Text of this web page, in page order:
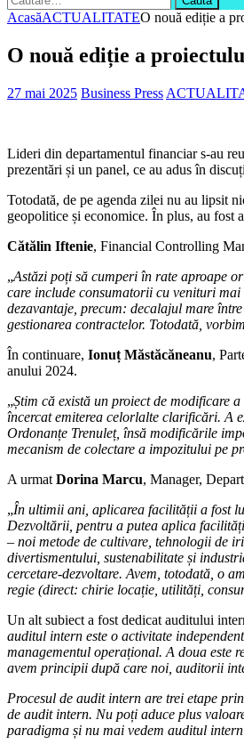
după:
AcasăACTUALITATEO nouă ediție a
O nouă ediție a
27 mai 2025 Business Press
Lideri din departamentul financiar s-au
prezentări și un panel, ce au adus în
Totodată, de pe agenda zilei nu au lipsit
geopolitice și economice. În plus, au fost
Cătălin Iftenie, Financial Controlling
„Astăzi poți să cumperi în rate aproape
care include consumatorii cu venituri
dezavantaje, precum: decalajul mare
gestionarea contractelor. Totodată,
În continuare, Ionuț Măstăcăneanu,
anului 2024.
„Știm că există un proiect de modificare
încercat emiterea celorlalte clarificări. A
Ordonanțe Trenuleț, însă modificările
mecanism de colectare a impozitului pe
A urmat Dorina Marcu, Manager,
„În ultimii ani, aplicarea facilității a fost
Dezvoltării, pentru a putea aplica
– noi metode de cultivare, tehnologii de
divertismentului, sustenabilitate și
cercetare-dezvoltare. Avem, totodată, o
regie (direct: chirie locație, utilități,
Un alt subiect a fost dedicat auditului
auditul intern este o activitate
managementul operațional. A doua este
avem principii după care noi, auditorii
Procesul de audit intern are trei etape
de audit intern. Nu poți aduce plus
paradigma și nu mai vedem auditul